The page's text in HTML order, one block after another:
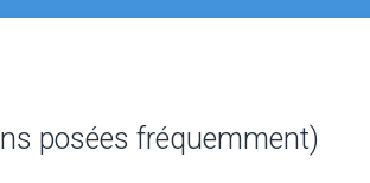
posées fréquemment)